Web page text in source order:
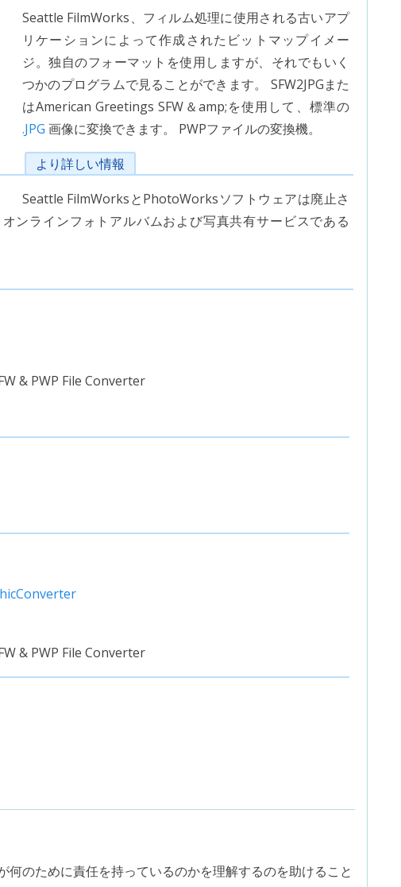
Seattle FilmWorks、フィルム処理に使用される古いアプ
リケーションによって作成されたビットマップイメー
ジ。独自のフォーマットを使用しますが、それでもいく
つかのプログラムで見ることができます。 SFW2JPGまた
はAmerican Greetings SFW＆amp;を使用して、標準の
.JPG 画像に変換できます。 PWPファイルの変換機。
より詳しい情報
Seattle FilmWorksとPhotoWorksソフトウェアは廃止さ
ンラインフォトアルバムおよび写真共有サービスである
& PWP File Converter
& PWP File Converter
のために責任を持っているのかを理解するのを助けること